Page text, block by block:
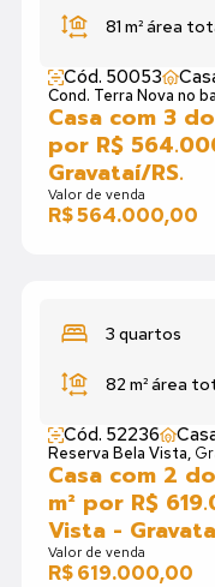
81 m²área
Cód. 50053
Cond. Terra Nova no
Casa com 3
por R$
Gravataí/RS.
Valor de venda
R$ 564.000,00
3 quartos
82 m²área
Cód. 52236
Reserva Bela Vista,
Casa com 2
m² por R$
Vista -
Valor de venda
R$ 619.000,00